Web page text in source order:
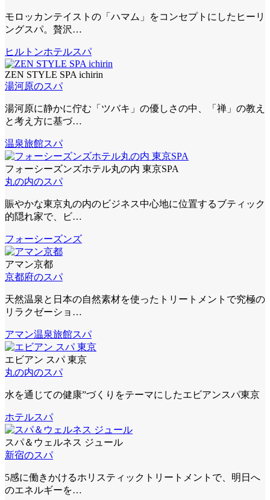
モロッカンテイストの「ハマム」をコンセプトにしたヒーリ
ングスパ。贅沢…
ヒルトンホテルスパ
ZEN STYLE SPA ichirin
湯河原のスパ
湯河原に静かに佇む「ツバキ」の優しさの中、「禅」の教え
と考え方に基づ…
温泉旅館スパ
フォーシーズンズホテル丸の内 東京SPA
丸の内のスパ
賑やかな東京丸の内のビジネス中心地に位置するブティック
的隠れ家で、ビ…
フォーシーズンズ
アマン京都
京都府のスパ
天然温泉と日本の自然素材を使ったトリートメントで究極の
リラクゼーショ…
アマン温泉旅館スパ
エビアン スパ 東京
丸の内のスパ
水を通じての健康”づくりをテーマにしたエビアンスパ東京
ホテルスパ
スパ＆ウェルネス ジュール
新宿のスパ
5感に働きかけるホリスティックトリートメントで、明日へ
のエネルギーを…